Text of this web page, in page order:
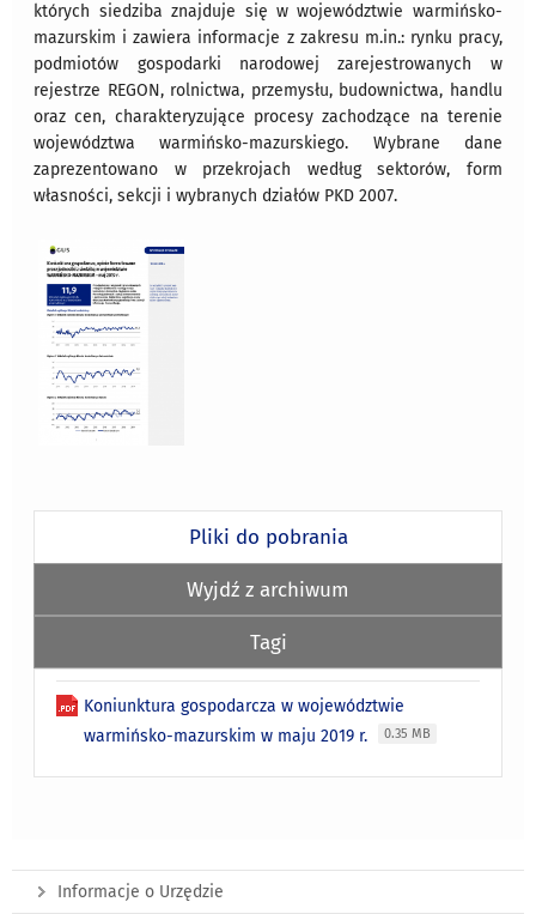
których siedziba znajduje się w województwie warmińsko-
mazurskim i zawiera informacje z zakresu m.in.: rynku pracy,
podmiotów gospodarki narodowej zarejestrowanych w
rejestrze REGON, rolnictwa, przemysłu, budownictwa, handlu
oraz cen, charakteryzujące procesy zachodzące na terenie
województwa warmińsko-mazurskiego. Wybrane dane
zaprezentowano w przekrojach według sektorów, form
własności, sekcji i wybranych działów PKD 2007.
Pliki do pobrania
Wyjdź z archiwum
Tagi
Koniunktura gospodarcza w województwie
warmińsko-mazurskim w maju 2019 r.
0.35 MB
Informacje o Urzędzie